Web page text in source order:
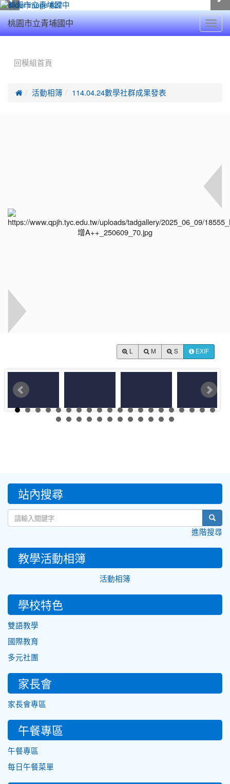
桃園市立青埔國中
回模組首頁
 活動相簿 114.04.24數學社群成果發表
M S EXIF
::: 站內搜尋
進階搜尋
教學活動相簿
活動相簿
學校特色
雙語教學
國際教育
多元社團
家長會
家長會專區
午餐專區
午餐專區
每日午餐菜單